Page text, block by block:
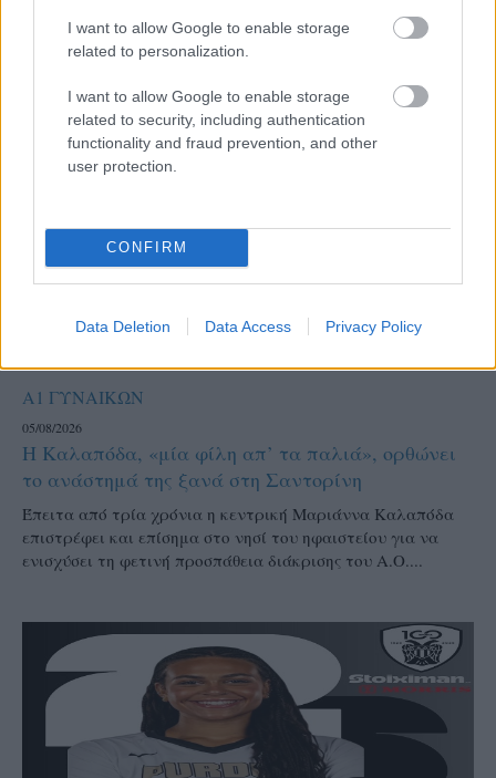
I want to allow Google to enable storage
related to personalization.
I want to allow Google to enable storage
related to security, including authentication
functionality and fraud prevention, and other
user protection.
CONFIRM
Data Deletion Data Access Privacy Policy
Α1 ΓΥΝΑΙΚΩΝ
05/08/2026
Η Καλαπόδα, «μία φίλη απ’ τα παλιά», ορθώνει
το ανάστημά της ξανά στη Σαντορίνη
Έπειτα από τρία χρόνια η κεντρική Μαριάννα Καλαπόδα
επιστρέφει και επίσημα στο νησί του ηφαιστείου για να
ενισχύσει τη φετινή προσπάθεια διάκρισης του Α.Ο....